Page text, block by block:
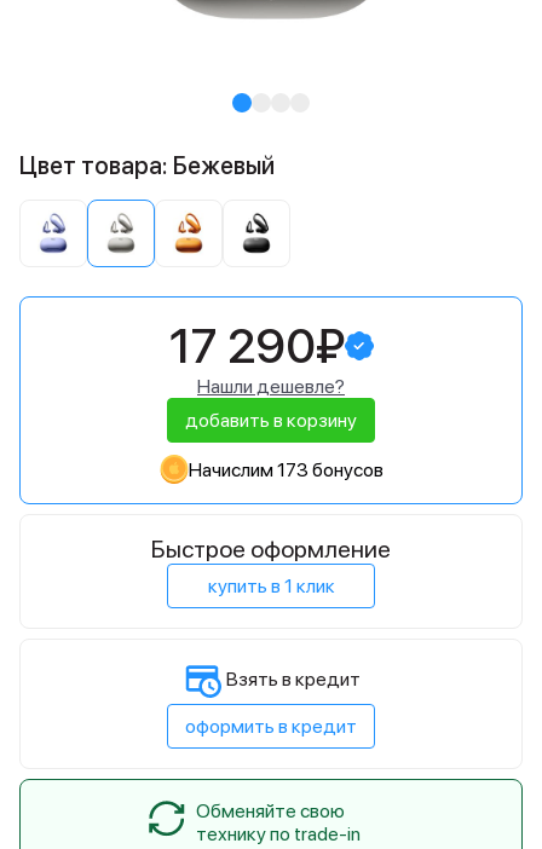
Цвет товара: Бежевый
17 290₽
Нашли дешевле?
добавить в корзину
Начислим 173 бонусов
Быстрое оформление
купить в 1 клик
Взять в кредит
оформить в кредит
Обменяйте свою
технику по trade-in